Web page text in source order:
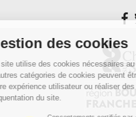
Gestion des
Ce site utilise des cookies
D’autres catégories de cookies
votre expérience utilisateur ou
fréquentation du site.